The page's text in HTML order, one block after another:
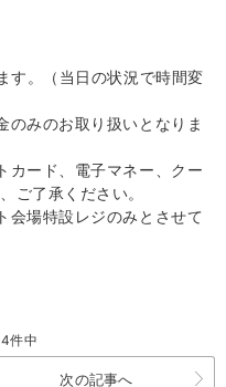
す。（当日の状況で時間変
のみのお取り扱いとなりま
カード、電子マネー、クー
ご了承ください。
会場特設レジのみとさせて
件中
次の記事へ